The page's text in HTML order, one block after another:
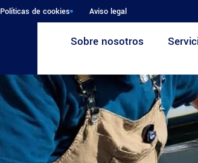
Políticas de cookies Aviso legal
Sobre nosotros